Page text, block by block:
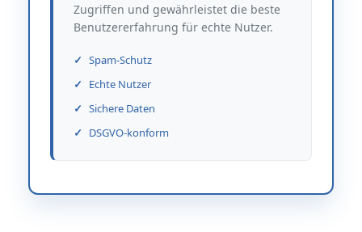
Zugriffen und gewährleistet die beste
Benutzererfahrung für echte Nutzer.
Spam-Schutz
Echte Nutzer
Sichere Daten
DSGVO-konform